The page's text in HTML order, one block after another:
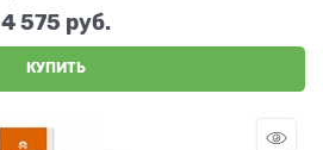
4 575 руб.
КУПИТЬ